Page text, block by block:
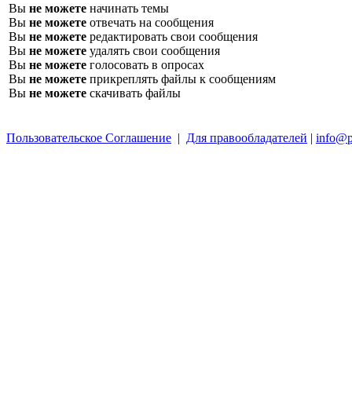
Вы не можете начинать темы
Вы не можете отвечать на сообщения
Вы не можете редактировать свои сообщения
Вы не можете удалять свои сообщения
Вы не можете голосовать в опросах
Вы не можете прикреплять файлы к сообщениям
Вы не можете скачивать файлы
Пользовательское Соглашение | Для правообладателей |